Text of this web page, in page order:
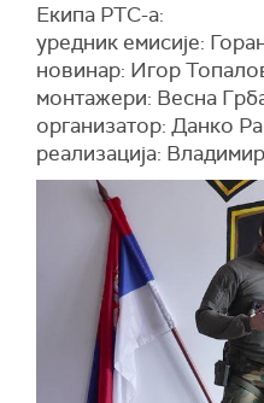
Екипа РТС-а:
уредник емисије:
новинар: Игор
монтажери: Весна
организатор: Данко
реализација: